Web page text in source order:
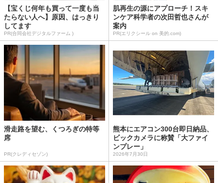
【宝くじ何年も買って一度も当
たらない人へ】原因、はっきり
してます
PR(合同会社デジタルファーム )
肌再生の源にアプローチ！スキ
ンケア科学者の次田哲也さんが
案内
PR(エリクシール on 美的.com)
滑走路を望む、くつろぎの特等
席
PR(クレディセゾン)
熊本にエアコン300台即日納品、
ビックカメラに称賛「大ファイ
ンプレー」
2026年7月30日